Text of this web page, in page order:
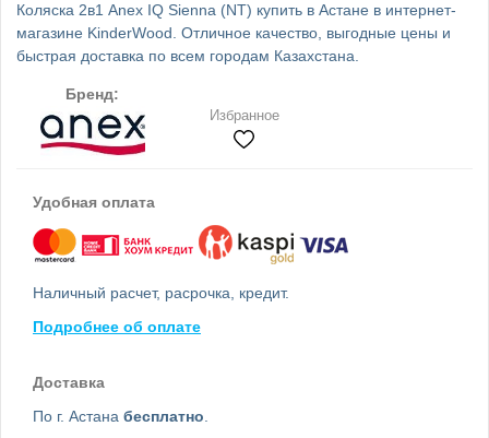
Коляска 2в1 Anex IQ Sienna (NT) купить в Астане в интернет-
магазине KinderWood. Отличное качество, выгодные цены и
быстрая доставка по всем городам Казахстана.
Бренд:
Избранное
Удобная оплата
Наличный расчет, расрочка, кредит.
Подробнее об оплате
Доставка
По г. Астана бесплатно